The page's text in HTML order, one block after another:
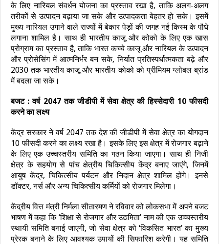
के लिए नारियल संवर्धन योजना का प्रस्ताव रखा है, ताकि अलग-अलग
तरीकों से उत्पादन बढ़ाया जा सके और उत्पादकता बेहतर हो सके। इसमें
मुख्य नारियल उगाने वाले राज्यों में बेकार पेड़ों की जगह नई किस्म के पौधे
लगाना शामिल है। साथ ही भारतीय काजू और कोको के लिए एक खास
प्रोग्राम का प्रस्ताव है, ताकि भारत कच्चे काजू और नारियल के उत्पादन
और प्रोसेसिंग में आत्मनिर्भर बन सके, निर्यात प्रतिस्पर्धात्मकता बढ़े और
2030 तक भारतीय काजू और भारतीय कोको को प्रीमियम ग्लोबल ब्रांड
में बदला जा सके।
बजट : वर्ष 2047 तक जीडीपी में सेवा क्षेत्र की हिस्सेदारी 10 फीसदी
करने का लक्ष्य
केंद्र सरकार ने वर्ष 2047 तक देश की जीडीपी में सेवा क्षेत्र का योगदान
10 फीसदी करने का लक्ष्य रखा है। इसके लिए इस क्षेत्र में रोजगार बढ़ाने
के लिए एक उच्चस्तरीय समिति का गठन किया जाएगा। साथ ही निजी
क्षेत्र के सहयोग से पांच क्षेत्रीय चिकित्सीय केंद्र बनाए जाएंगे, जिनमें
आयुष केंद्र, चिकित्सीय पर्यटन और निदान क्षेत्र शामिल होंगे। इनसे
डॉक्टर, नर्स और अन्य चिकित्सीय कर्मियों को रोजगार मिलेगा।
केंद्रीय वित्त मंत्री निर्मला सीतारमण ने रविवार को लोकसभा में अपने बजट
भाषण में कहा कि ‘शिक्षा से रोजगार और उद्यमिता’ नाम की एक उच्चस्तरीय
स्थायी समिति बनाई जाएगी, जो सेवा क्षेत्र को ‘विकसित भारत’ का मुख्य
प्रेरक बनाने के लिए आवश्यक उपायों की सिफारिश करेगी। यह समिति